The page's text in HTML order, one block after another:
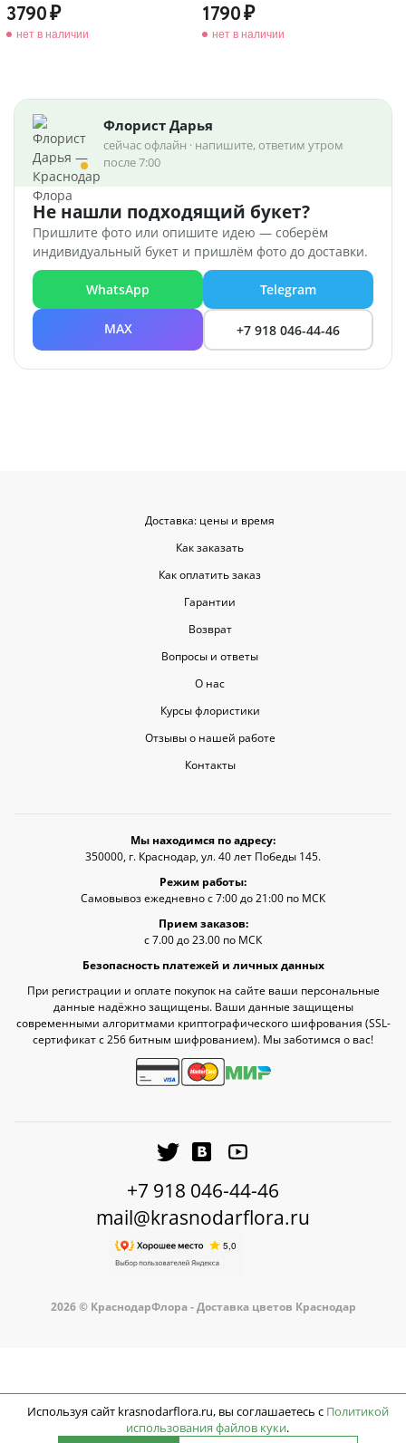
Используя сайт krasnodarflora.ru, вы соглашаетесь с Политикой
использования файлов куки.
3790
нет в наличии
1790
нет в наличии
Флорист Дарья
сейчас офлайн · напишите, ответим утром
после 7:00
Не нашли подходящий букет?
Пришлите фото или опишите идею — соберём
индивидуальный букет и пришлём фото до доставки.
WhatsApp Telegram
MAX +7 918 046-44-46
Доставка: цены и время
Как заказать
Как оплатить заказ
Гарантии
Возврат
Вопросы и ответы
О нас
Курсы флористики
Отзывы о нашей работе
Контакты
Мы находимся по адресу:
350000, г. Краснодар, ул. 40 лет Победы 145.
Режим работы:
Самовывоз ежедневно с 7:00 до 21:00 по МСК
Прием заказов:
с 7.00 до 23.00 по МСК
Безопасность платежей и личных данных
При регистрации и оплате покупок на сайте ваши персональные
данные надёжно защищены. Ваши данные защищены
современными алгоритмами криптографического шифрования (SSL-
сертификат c 256 битным шифрованием). Мы заботимся о вас!
+7 918 046-44-46
mail@krasnodarflora.ru
2026 © КраснодарФлора - Доставка цветов Краснодар